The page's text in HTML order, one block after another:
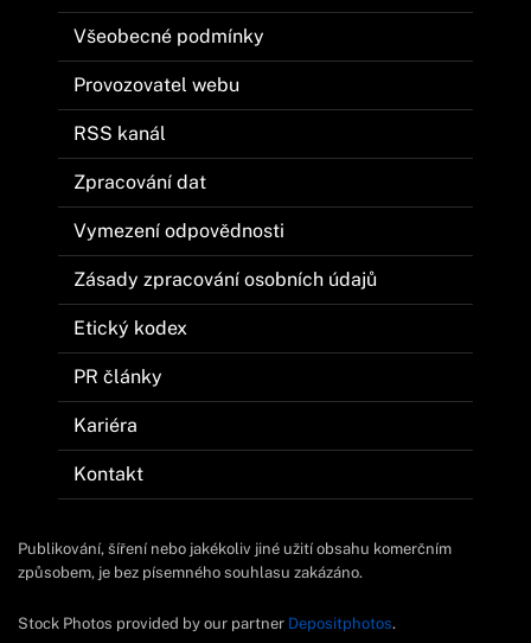
Všeobecné podmínky
Provozovatel webu
RSS kanál
Zpracování dat
Vymezení odpovědnosti
Zásady zpracování osobních údajů
Etický kodex
PR články
Kariéra
Kontakt
Publikování, šíření nebo jakékoliv jiné užití obsahu komerčním
způsobem, je bez písemného souhlasu zakázáno.
Stock Photos provided by our partner Depositphotos.